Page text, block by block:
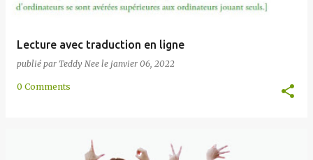
Lecture avec traduction en ligne
publié par Teddy Nee le janvier 06, 2022
0 Comments